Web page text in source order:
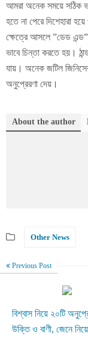
আমরা অনেক সময়ে সঠিক
হতে না পেরে দিশেহারা
ক্ষেত্রে আসলে ”ডেড
ভাবে চিন্তা করতে হয়।
যায়। অনেক জটিল
অনুপ্রেরণা দেয়।
About the author
Other News
Previous Post
বিশ্বাস নিয়ে ২০টি
উক্তি ও বাণী, জেনে